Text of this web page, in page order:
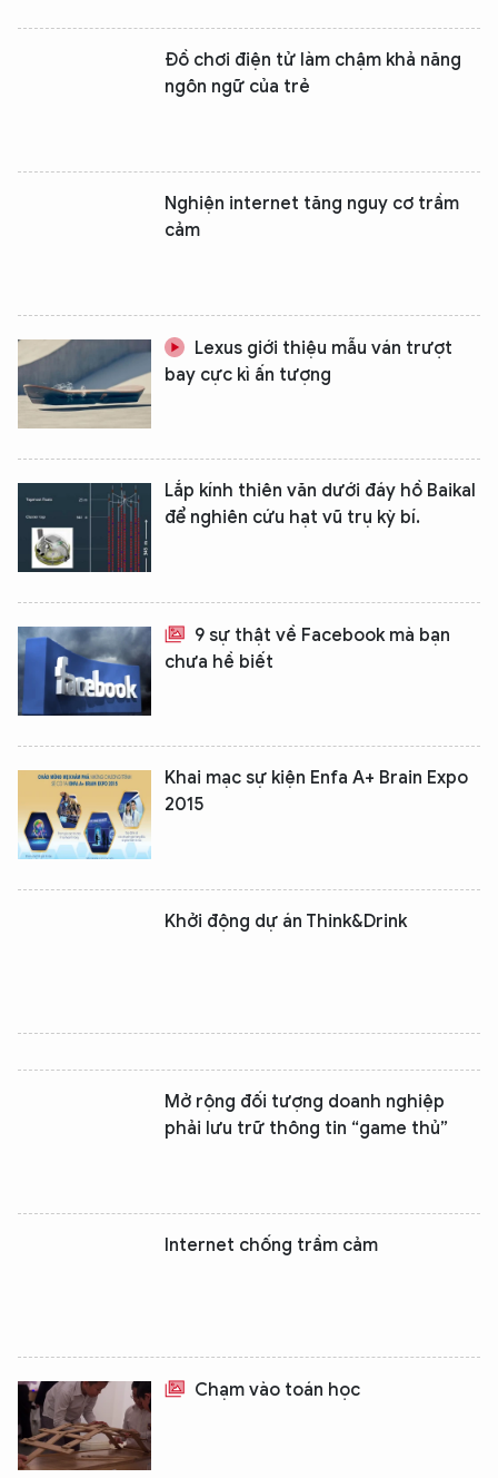
Đồ chơi điện tử làm chậm khả năng
ngôn ngữ của trẻ
Nghiện internet tăng nguy cơ trầm
cảm
Lexus giới thiệu mẫu ván trượt
bay cực kì ấn tượng
Lắp kính thiên văn dưới đáy hồ Baikal
để nghiên cứu hạt vũ trụ kỳ bí.
9 sự thật về Facebook mà bạn
chưa hề biết
Khai mạc sự kiện Enfa A+ Brain Expo
2015
Khởi động dự án Think&Drink
Mở rộng đối tượng doanh nghiệp
phải lưu trữ thông tin “game thủ”
Internet chống trầm cảm
Chạm vào toán học